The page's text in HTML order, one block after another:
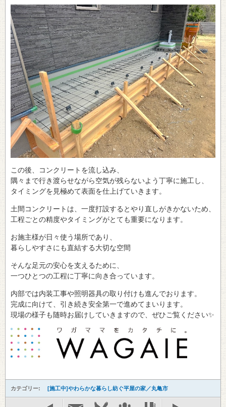
この後、コンクリートを流し込み、
隅々まで行き渡らせながら空気が残らないよう丁寧に施工し、
タイミングを見極めて表面を仕上げていきます。
土間コンクリートは、一度打設するとやり直しがきかないため、
工程ごとの精度やタイミングがとても重要になります。
お施主様が日々使う場所であり、
暮らしやすさにも直結する大切な空間
そんな足元の安心を支えるために、
一つひとつの工程に丁寧に向き合っています。
内部では内装工事や照明器具の取り付けも進んでおります。
完成に向けて、引き続き安全第一で進めてまいります。
現場の様子も随時お届けしていきますので、ぜひご覧ください✨
カテゴリー: [施工中]やわらかな暮らし紡ぐ平屋の家／丸亀市